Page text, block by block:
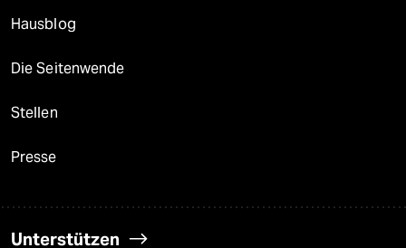
Hausblog
Die Seitenwende
Stellen
Presse
Unterstützen